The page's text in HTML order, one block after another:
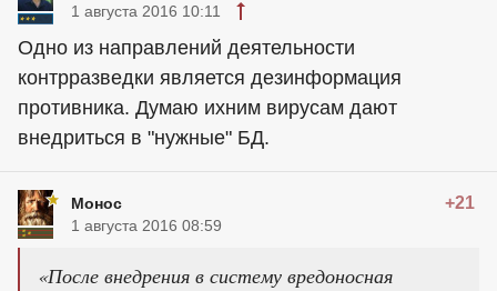
1 августа 2016 10:11
Одно из направлений деятельности
контрразведки является дезинформация
противника. Думаю ихним вирусам дают
внедриться в "нужные" БД.
Монос +21
1 августа 2016 08:59
«После внедрения в систему вредоносная